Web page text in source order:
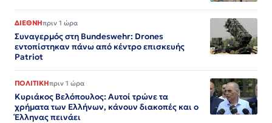
ΔΙΕΘΝΗπριν 1 ώρα
Συναγερμός στη Bundeswehr: Drones
εντοπίστηκαν πάνω από κέντρο επισκευής
Patriot
ΠΟΛΙΤΙΚΗπριν 1 ώρα
Κυριάκος Βελόπουλος: Αυτοί τρώνε τα
χρήματα των Ελλήνων, κάνουν διακοπές και ο
Έλληνας πεινάει